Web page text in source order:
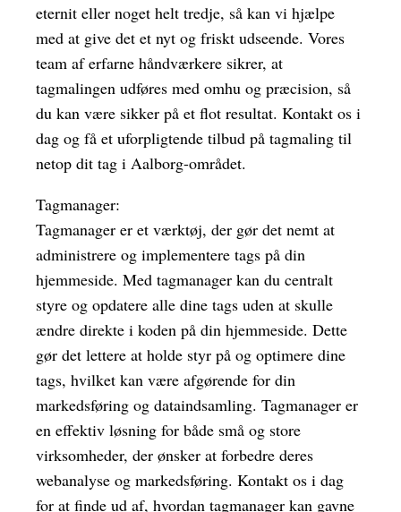
eternit eller noget helt tredje, så kan vi hjælpe
med at give det et nyt og friskt udseende. Vores
team af erfarne håndværkere sikrer, at
tagmalingen udføres med omhu og præcision, så
du kan være sikker på et flot resultat. Kontakt os i
dag og få et uforpligtende tilbud på tagmaling til
netop dit tag i Aalborg-området.
Tagmanager:
Tagmanager er et værktøj, der gør det nemt at
administrere og implementere tags på din
hjemmeside. Med tagmanager kan du centralt
styre og opdatere alle dine tags uden at skulle
ændre direkte i koden på din hjemmeside. Dette
gør det lettere at holde styr på og optimere dine
tags, hvilket kan være afgørende for din
markedsføring og dataindsamling. Tagmanager er
en effektiv løsning for både små og store
virksomheder, der ønsker at forbedre deres
webanalyse og markedsføring. Kontakt os i dag
for at finde ud af, hvordan tagmanager kan gavne